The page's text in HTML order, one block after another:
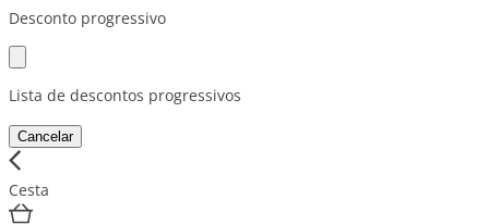
Desconto progressivo
Lista de descontos progressivos
Cancelar
Cesta